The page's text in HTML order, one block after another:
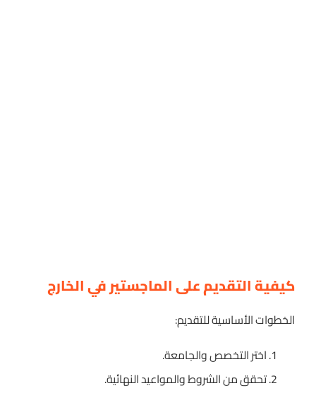
كيفية التقديم على الماجستير في الخارج
الخطوات الأساسية للتقديم:
اختر التخصص والجامعة.
تحقق من الشروط والمواعيد النهائية.